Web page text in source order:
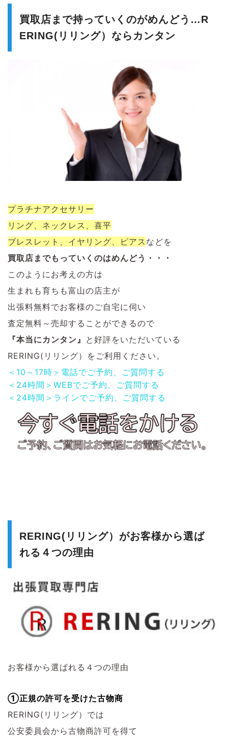
買取店まで持っていくのがめんどう…R
ERING(リリング）ならカンタン
プラチナアクセサリー
リング、ネックレス、喜平
ブレスレット、イヤリング、ピアス などを
買取店までもっていくのはめんどう・・・
このようにお考えの方は
生まれも育ちも富山の店主が
出張料無料でお客様のご自宅に伺い
査定無料～売却することができるので
『本当にカンタン』 と好評をいただいている
RERING(リリング）をご利用ください。
＜10～17時＞電話でご予約、ご質問する
＜24時間＞WEBでご予約、ご質問する
＜24時間＞ラインでご予約、ご質問する
RERING(リリング）がお客様から選ば
れる４つの理由
お客様から選ばれる４つの理由
①正規の許可を受けた古物商
RERING(リリング）では
公安委員会から古物商許可を得て